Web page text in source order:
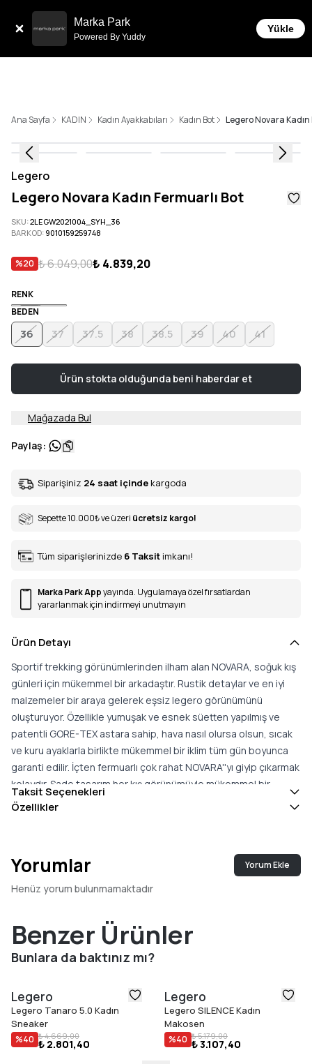
Marka Park
Powered By Yuddy
Yükle
Ana Sayfa KADIN Kadın Ayakkabıları Kadın Bot Legero Novara Kadın
Legero
Legero Novara Kadın Fermuarlı Bot
SKU:2LEGW2021004_SYH_36
BARKOD: 9010159259748
%20 ₺ 6.049,00₺ 4.839,20
RENK
BEDEN
36 37 37.5 38 38.5 39 40 41
Ürün stokta olduğunda beni haberdar et
Mağazada Bul
Paylaş:
Siparişiniz 24 saat içinde kargoda
Sepette 10.000₺ve üzeri ücretsiz kargo!
Tüm siparişlerinizde 6 Taksit imkanı!
Marka Park Appyayında. Uygulamaya özel fırsatlardan
yararlanmak için indirmeyi unutmayın
Ürün Detayı
Sportif trekking görünümlerinden ilham alan NOVARA, soğuk kış
günleri için mükemmel bir arkadaştır. Rustik detaylar ve en iyi
malzemeler bir araya gelerek eşsiz legero görünümünü
oluşturuyor. Özellikle yumuşak ve esnek süetten yapılmış ve
patentli GORE-TEX astara sahip, hava nasıl olursa olsun, sıcak
ve kuru ayaklarla birlikte mükemmel bir iklim tüm gün boyunca
garanti edilir. İçten fermuarlı çok rahat NOVARA''yı giyip çıkarmak
kolaydır. Sade tasarım her kış görünümüyle mükemmel bir
şekilde birleştirilebilir. Legero bot "G" konfor genişliğinde gelir
Taksit Seçenekleri
Özellikler
Yorumlar Yorum Ekle
Henüz yorum bulunmamaktadır
Benzer Ürünler
Bunlara da baktınız mı?
Legero
Legero Tanaro 5.0 Kadın
Sneaker
%40 ₺ 4.669,00
₺ 2.801,40
Legero
Legero SILENCE Kadın
Makosen
%40 ₺ 5.179,00
₺ 3.107,40